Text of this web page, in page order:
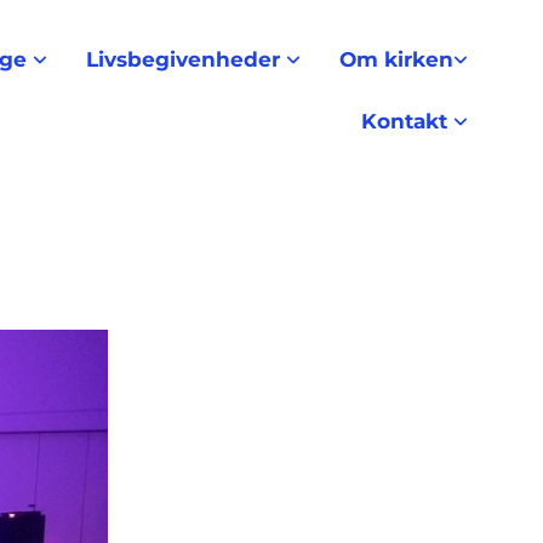
Livsbegivenheder Om kirken
Kontakt